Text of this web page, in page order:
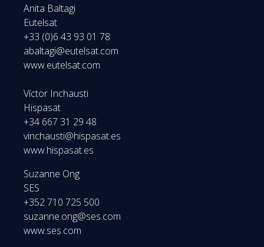
Anita Baltagi
Eutelsat
+33 (0)6 43 93 01 78
abaltagi@eutelsat.com
www.eutelsat.com
Víctor Inchausti
Hispasat
+34 667 31 29 48
vinchausti@hispasat.es
www.hispasat.es
Suzanne Ong
SES
+352 710 725 500
suzanne.ong@ses.com
www.ses.com